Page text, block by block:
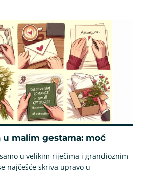
u malim gestama: moć
u velikim riječima i grandioznim
najčešće skriva upravo u